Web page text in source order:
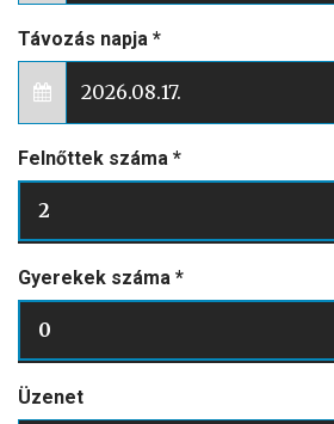
Távozás napja *
Felnőttek száma *
2
Gyerekek száma *
0
Üzenet